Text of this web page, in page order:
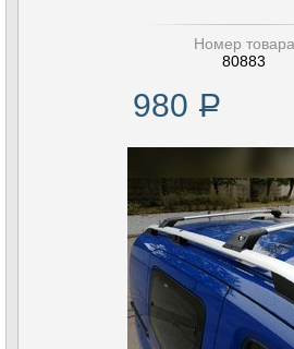
Номер товара
80883
980 Р